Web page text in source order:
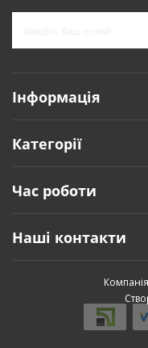
Інформація
Категорії
Час роботи
Наші контакти